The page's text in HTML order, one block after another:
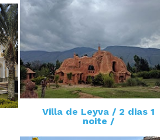
Villa de Leyva / 2 dias 1
noite /